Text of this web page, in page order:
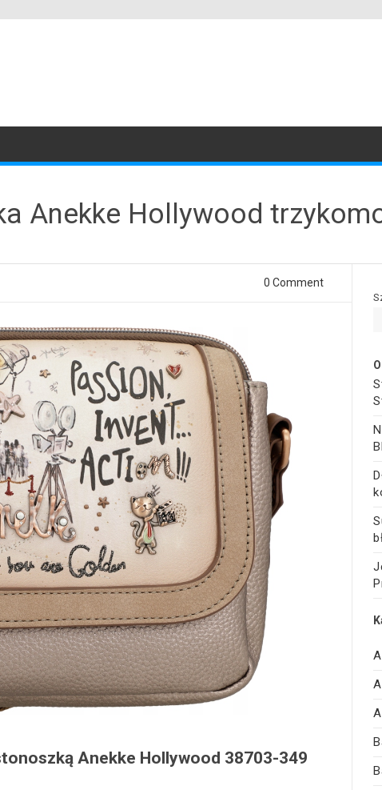
Anekke Hollywood
0 Comment
Anekke Hollywood 38703-349